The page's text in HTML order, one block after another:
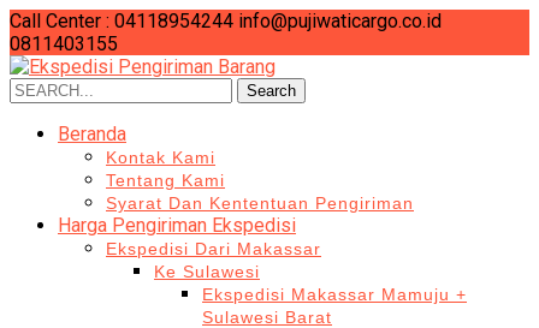
Call Center : 04118954244 info@pujiwaticargo.co.id
0811403155
Search
for:
Search
Beranda
Kontak Kami
Tentang Kami
Syarat Dan Kententuan Pengiriman
Harga Pengiriman Ekspedisi
Ekspedisi Dari Makassar
Ke Sulawesi
Ekspedisi Makassar Mamuju +
Sulawesi Barat